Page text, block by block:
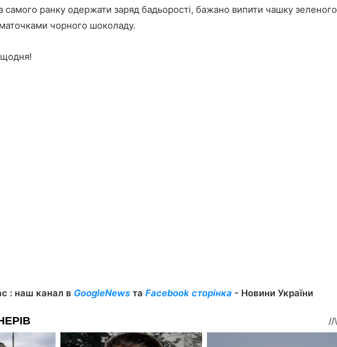
самого ранку одержати заряд бадьорості, бажано випити чашку зеленого
чорного шоколаду.
щодня!
: наш канал в GoogleNewsта Facebook сторінка - Новини України